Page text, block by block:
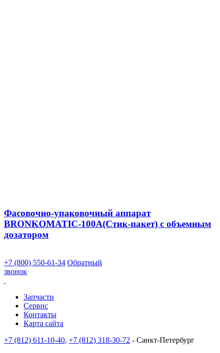
Фасовочно-упаковочный аппарат
BRONKOMATIC-100A(Стик-пакет) с объемным
дозатором
+7 (800) 550-61-34 Обратный
звонок
Запчасти
Сервис
Контакты
Карта сайта
+7 (812) 611-10-40, +7 (812) 318-30-72 - Санкт-Петербург